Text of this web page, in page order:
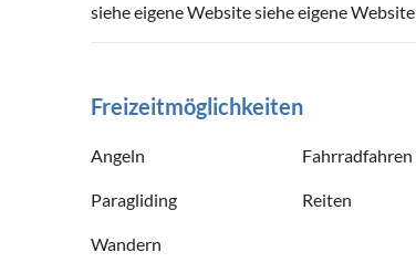
siehe eigene Website siehe eigene Website
Freizeitmöglichkeiten
Angeln Fahrradfahren
Paragliding Reiten
Wandern